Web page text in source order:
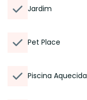
Jardim
Pet Place
Piscina Aquecida